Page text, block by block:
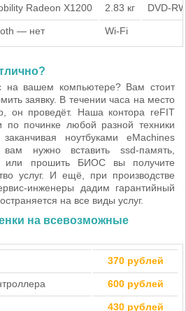
Radeon X1200 2.83 кг DVD-
— нет Wi-Fi
на вашем компьютере? Вам стоит
заявку. В течении часа на место
он проведёт. Наша контора reFIT
по починке любой разной техники
ноутбуками eMachines
нужно вставить ssd-память,
или прошить БИОС вы получите
услуг. И ещё, при производстве
инженеры дадим гарантийный
на все виды услуг.
на всевозможные
370 рублей
600 рублей
430 рублей